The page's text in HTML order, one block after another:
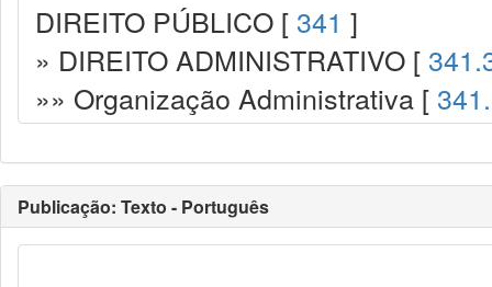
DIREITO PÚBLICO [ 341 ]
» DIREITO ADMINISTRATIVO [
»» Organização Administrativa [
Publicação: Texto - Português